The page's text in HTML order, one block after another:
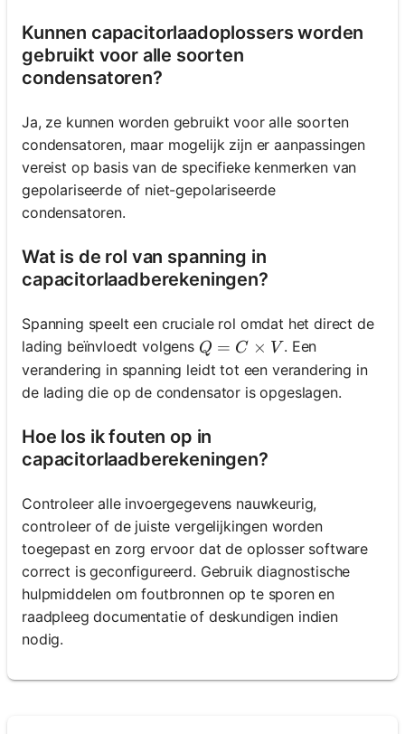
Kunnen capacitorlaadoplossers worden
gebruikt voor alle soorten
condensatoren?
Ja, ze kunnen worden gebruikt voor alle soorten
condensatoren, maar mogelijk zijn er aanpassingen
vereist op basis van de specifieke kenmerken van
gepolariseerde of niet-gepolariseerde
condensatoren.
Wat is de rol van spanning in
capacitorlaadberekeningen?
Spanning speelt een cruciale rol omdat het direct de
lading beïnvloedt volgens Q = C \times V
Q = C × V . Een
verandering in spanning leidt tot een verandering in
de lading die op de condensator is opgeslagen.
Hoe los ik fouten op in
capacitorlaadberekeningen?
Controleer alle invoergegevens nauwkeurig,
controleer of de juiste vergelijkingen worden
toegepast en zorg ervoor dat de oplosser software
correct is geconfigureerd. Gebruik diagnostische
hulpmiddelen om foutbronnen op te sporen en
raadpleeg documentatie of deskundigen indien
nodig.